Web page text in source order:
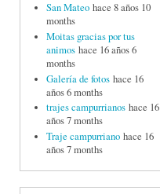
San Mateo hace 8 años 10
months
Moitas gracias por tus
animos hace 16 años 6
months
Galería de fotos hace 16
años 6 months
trajes campurrianos hace 16
años 7 months
Traje campurriano hace 16
años 7 months